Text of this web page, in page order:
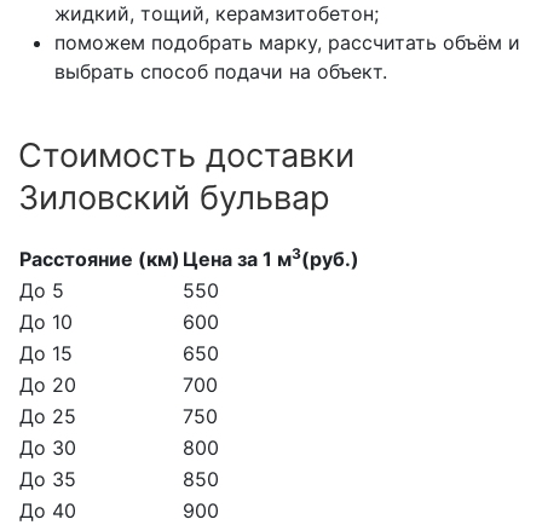
жидкий, тощий, керамзитобетон;
поможем подобрать марку, рассчитать объём и
выбрать способ подачи на объект.
Стоимость доставки
Зиловский бульвар
Расстояние (км) Цена за 1 м3(руб.)
До 5
550
До 10
600
До 15
650
До 20
700
До 25
750
До 30
800
До 35
850
До 40
900